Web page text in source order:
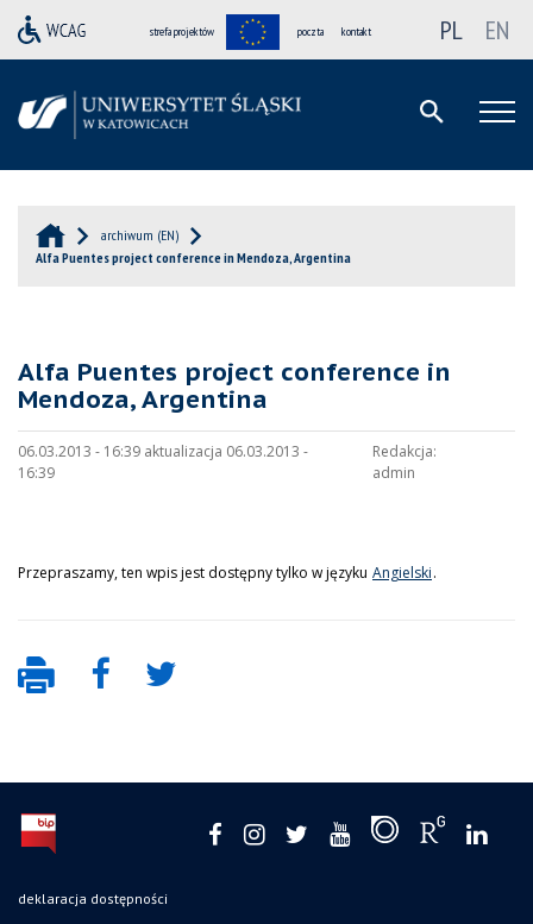
strefa projektów poczta kontakt PL EN
archiwum (EN)
Alfa Puentes project conference in Mendoza, Argentina
Alfa Puentes project conference in
Mendoza, Argentina
06.03.2013 - 16:39 aktualizacja 06.03.2013 -
16:39
Redakcja:
admin
Przepraszamy, ten wpis jest dostępny tylko w języku Angielski.
deklaracja dostępności